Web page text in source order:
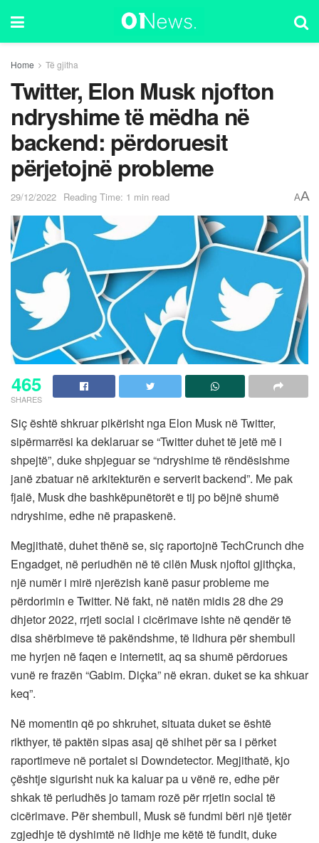
Home Të gjitha
Twitter, Elon Musk njofton
ndryshime të mëdha në
backend: përdoruesit
përjetojnë probleme
29/12/2022 Reading Time: 1 min read AA
465
SHARES
Siç është shkruar pikërisht nga Elon Musk në Twitter,
sipërmarrësi ka deklaruar se “Twitter duhet të jetë më i
shpejtë”, duke shpjeguar se “ndryshime të rëndësishme
janë zbatuar në arkitekturën e serverit backend”. Me pak
fjalë, Musk dhe bashkëpunëtorët e tij po bëjnë shumë
ndryshime, edhe në prapaskenë.
Megjithatë, duhet thënë se, siç raportojnë TechCrunch dhe
Engadget, në periudhën në të cilën Musk njoftoi gjithçka,
një numër i mirë njerëzish kanë pasur probleme me
përdorimin e Twitter. Në fakt, në natën midis 28 dhe 29
dhjetor 2022, rrjeti social i cicërimave ishte në qendër të
disa shërbimeve të pakëndshme, të lidhura për shembull
me hyrjen në faqen e internetit, aq sa shumë përdorues
vunë re frazën “Gabim. Diçka” në ekran. duket se ka shkuar
keq”.
Në momentin që po shkruhet, situata duket se është
rikthyer, të paktën sipas asaj që shihet për sa i përket
raportimeve në portalet si Downdetector. Megjithatë, kjo
çështje sigurisht nuk ka kaluar pa u vënë re, edhe për
shkak të periudhës jo tamam rozë për rrjetin social të
cicërimave. Për shembull, Musk së fundmi bëri një tjetër
zgjedhje të dyshimtë në lidhje me këtë të fundit, duke